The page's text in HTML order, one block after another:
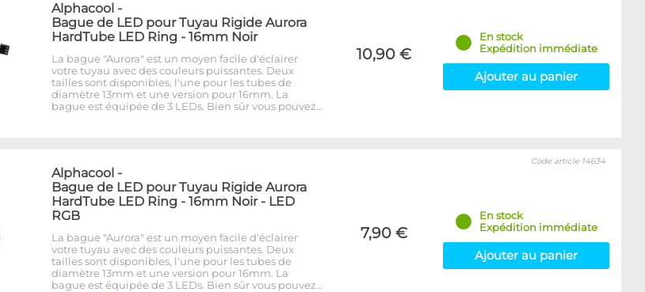
Alphacool -
Bague de LED pour Tuyau Rigide Aurora
HardTube LED Ring - 16mm Noir
La bague "Aurora" est un moyen facile d'éclairer
votre tuyau avec des couleurs puissantes. Deux
tailles sont disponibles, l'une pour les tubes de
diamètre 13mm et une version pour 16mm. La
bague est équipée de 3 LEDs. Bien sûr vous pouvez…
10,90 €
En stock
Expédition immédiate
Ajouter au panier
Alphacool -
Bague de LED pour Tuyau Rigide Aurora
HardTube LED Ring - 16mm Noir - LED
RGB
La bague "Aurora" est un moyen facile d'éclairer
votre tuyau avec des couleurs puissantes. Deux
tailles sont disponibles, l'une pour les tubes de
diamètre 13mm et une version pour 16mm. La
bague est équipée de 3 LEDs. Bien sûr vous pouvez…
7,90 €
Code article 14634
En stock
Expédition immédiate
Ajouter au panier